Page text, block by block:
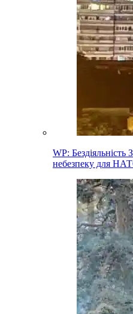
WP: Бездіяльність
небезпеку для